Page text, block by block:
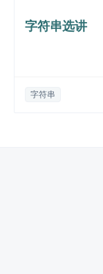
字符串选讲
字符串